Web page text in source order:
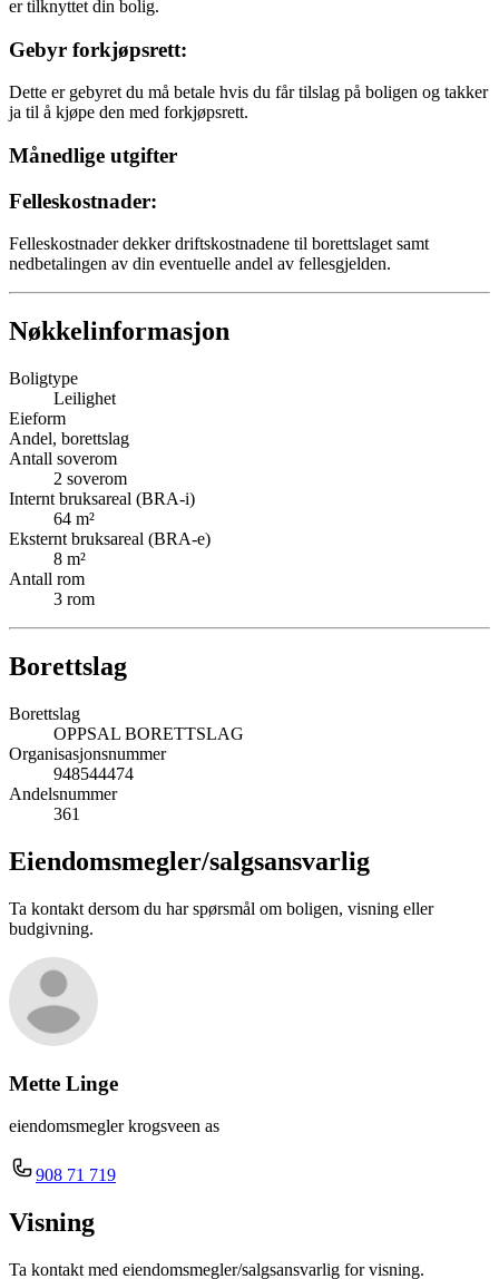
er tilknyttet din bolig.
Gebyr forkjøpsrett:
Dette er gebyret du må betale hvis du får tilslag på boligen og takker
ja til å kjøpe den med forkjøpsrett.
Månedlige utgifter
Felleskostnader:
Felleskostnader dekker driftskostnadene til borettslaget samt
nedbetalingen av din eventuelle andel av fellesgjelden.
Nøkkelinformasjon
Boligtype
Leilighet
Eieform
Andel, borettslag
Antall soverom
2 soverom
Internt bruksareal (BRA-i)
64 m²
Eksternt bruksareal (BRA-e)
8 m²
Antall rom
3 rom
Borettslag
Borettslag
OPPSAL BORETTSLAG
Organisasjonsnummer
948544474
Andelsnummer
361
Eiendomsmegler/salgsansvarlig
Ta kontakt dersom du har spørsmål om boligen, visning eller
budgivning.
Mette Linge
eiendomsmegler krogsveen as
908 71 719
Visning
Ta kontakt med eiendomsmegler/salgsansvarlig for visning.